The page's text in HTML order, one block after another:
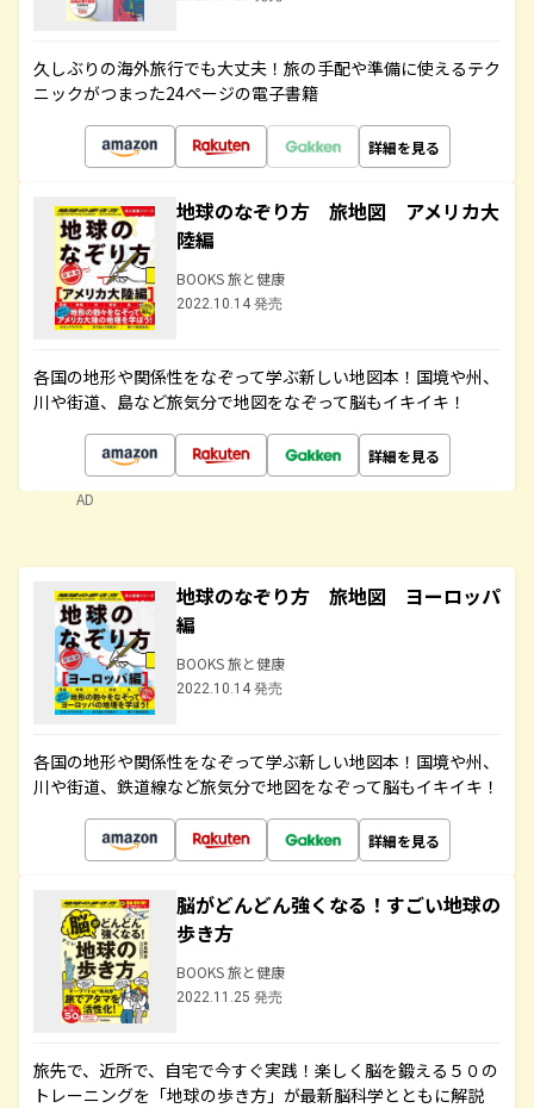
久しぶりの海外旅行でも大丈夫！旅の手配や準備に使えるテク
ニックがつまった24ページの電子書籍
詳細を見る
地球のなぞり方 旅地図 アメリカ大
陸編
BOOKS 旅と健康
2022.10.14 発売
各国の地形や関係性をなぞって学ぶ新しい地図本！国境や州、
川や街道、島など旅気分で地図をなぞって脳もイキイキ！
詳細を見る
AD
地球のなぞり方 旅地図 ヨーロッパ
編
BOOKS 旅と健康
2022.10.14 発売
各国の地形や関係性をなぞって学ぶ新しい地図本！国境や州、
川や街道、鉄道線など旅気分で地図をなぞって脳もイキイキ！
詳細を見る
脳がどんどん強くなる！すごい地球の
歩き方
BOOKS 旅と健康
2022.11.25 発売
旅先で、近所で、自宅で今すぐ実践！楽しく脳を鍛える５０の
トレーニングを「地球の歩き方」が最新脳科学とともに解説